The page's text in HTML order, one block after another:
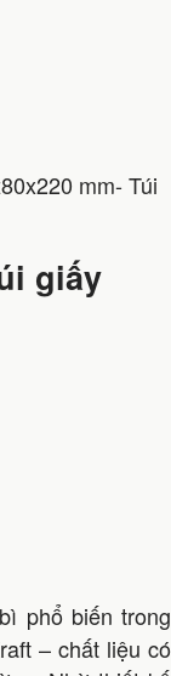
mm- Túi
giấy
phổ biến trong
– chất liệu có